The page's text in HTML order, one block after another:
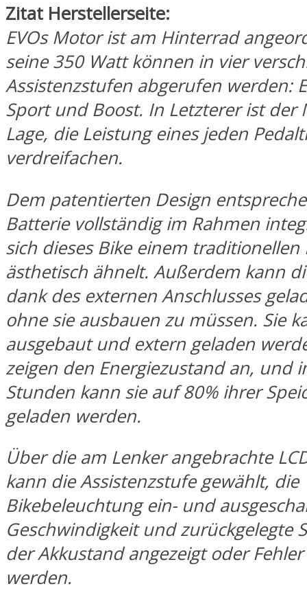
Zitat Herstellerseite:
EVOs Motor ist am Hinterrad
seine 350 Watt können in vier
Assistenzstufen abgerufen werden:
Sport und Boost. In Letzterer ist der
Lage, die Leistung eines jeden
verdreifachen.
Dem patentierten Design
Batterie vollständig im Rahmen
sich dieses Bike einem traditionellen
ästhetisch ähnelt. Außerdem kann
dank des externen Anschlusses
ohne sie ausbauen zu müssen. Sie
ausgebaut und extern geladen
zeigen den Energiezustand an, und
Stunden kann sie auf 80% ihrer
geladen werden.
Über die am Lenker angebrachte
kann die Assistenzstufe gewählt, die
Bikebeleuchtung ein- und
Geschwindigkeit und zurückgelegte
der Akkustand angezeigt oder
werden.